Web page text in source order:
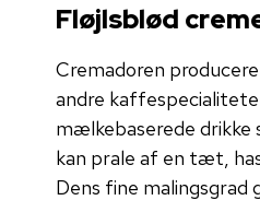
Fløjlsblød
Cremadoren
andre
mælkebaserede drikke
kan prale af en tæt,
Dens fine malingsgrad